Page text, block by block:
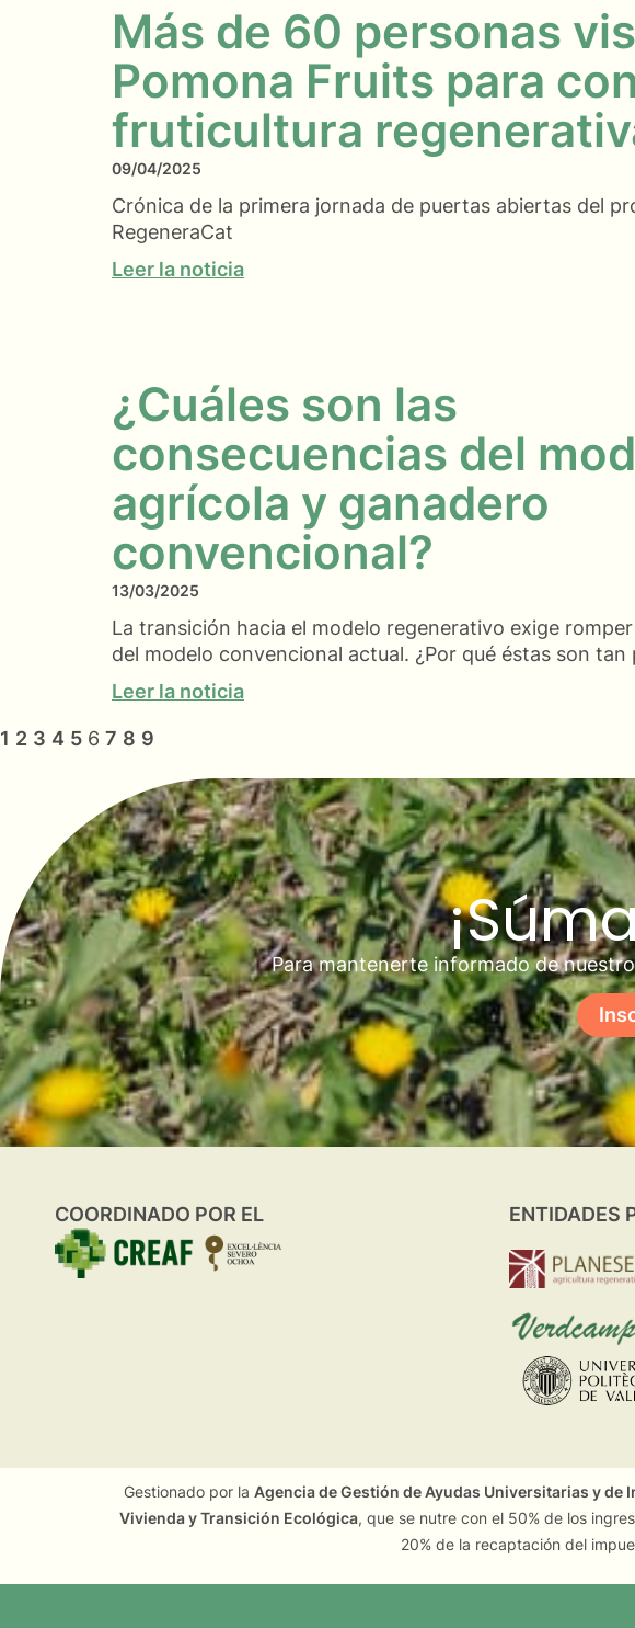
Más de 60 personas
Pomona Fruits para
fruticultura
09/04/2025
Crónica de la primera jornada de puertas abiertas del
RegeneraCat
Leer la noticia
¿Cuáles son las
consecuencias del
agrícola y ganadero
convencional?
13/03/2025
La transición hacia el modelo regenerativo exige
del modelo convencional actual. ¿Por qué éstas son tan
Leer la noticia
1 2 3 4 5 6 7 8 9
Para mantenerte informado de
COORDINADO POR EL ENTIDADES
Gestionado por la Agencia de Gestión de Ayudas Universitarias y de
Vivienda y Transición Ecológica, que se nutre con el 50% de los
20% de la recaptación del